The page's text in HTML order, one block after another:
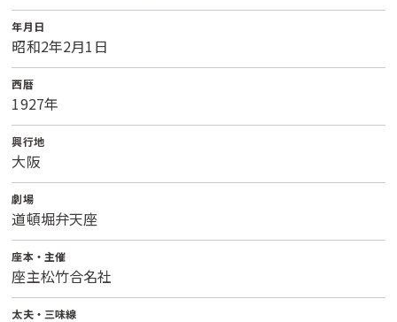
年月日
昭和2年2月1日
西暦
1927年
興行地
大阪
劇場
道頓堀弁天座
座本・主催
座主松竹合名社
太夫・三味線